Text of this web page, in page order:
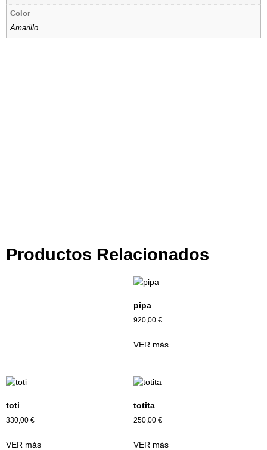
Color
Amarillo
Productos Relacionados
pipa
920,00 €
VER más
toti
330,00 €
VER más
totita
250,00 €
VER más